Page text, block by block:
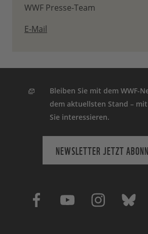
WWF Presse-Team
E-Mail
Bleiben Sie mit dem WWF-
dem aktuellsten Stand –
Sie interessieren.
NEWSLETTER JETZT